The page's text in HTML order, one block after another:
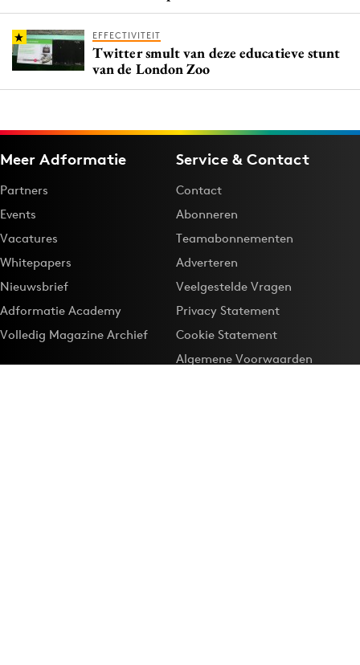
EFFECTIVITEIT
Twitter smult van deze educatieve stunt
van de London Zoo
Meer Adformatie
Partners
Events
Vacatures
Whitepapers
Nieuwsbrief
Adformatie Academy
Volledig Magazine Archief
Service & Contact
Contact
Abonneren
Teamabonnementen
Adverteren
Veelgestelde Vragen
Privacy Statement
Cookie Statement
Algemene Voorwaarden